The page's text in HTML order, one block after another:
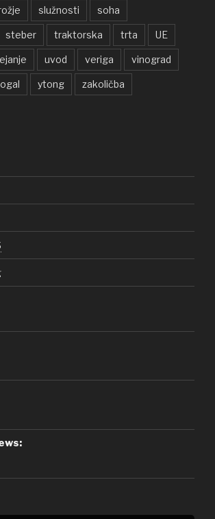
služnosti soha
steber traktorska trta UE
uvod veriga vinograd
ytong zakoličba